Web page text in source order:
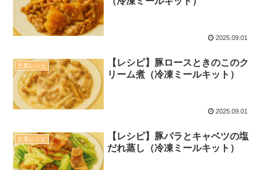
2025.09.01
主菜レシピ
【レシピ】豚ロースときのこのク
リーム煮（冷凍ミールキット）
2025.09.01
主菜レシピ
【レシピ】豚バラとキャベツの塩
だれ蒸し（冷凍ミールキット）